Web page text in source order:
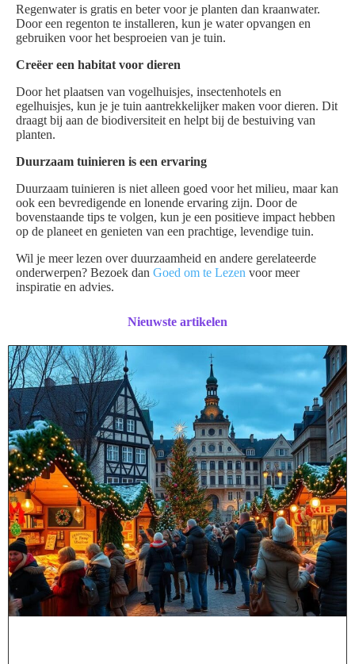
Regenwater is gratis en beter voor je planten dan kraanwater.
Door een regenton te installeren, kun je water opvangen en
gebruiken voor het besproeien van je tuin.
Creëer een habitat voor dieren
Door het plaatsen van vogelhuisjes, insectenhotels en
egelhuisjes, kun je je tuin aantrekkelijker maken voor dieren. Dit
draagt bij aan de biodiversiteit en helpt bij de bestuiving van
planten.
Duurzaam tuinieren is een ervaring
Duurzaam tuinieren is niet alleen goed voor het milieu, maar kan
ook een bevredigende en lonende ervaring zijn. Door de
bovenstaande tips te volgen, kun je een positieve impact hebben
op de planeet en genieten van een prachtige, levendige tuin.
Wil je meer lezen over duurzaamheid en andere gerelateerde
onderwerpen? Bezoek dan Goed om te Lezen voor meer
inspiratie en advies.
Nieuwste artikelen